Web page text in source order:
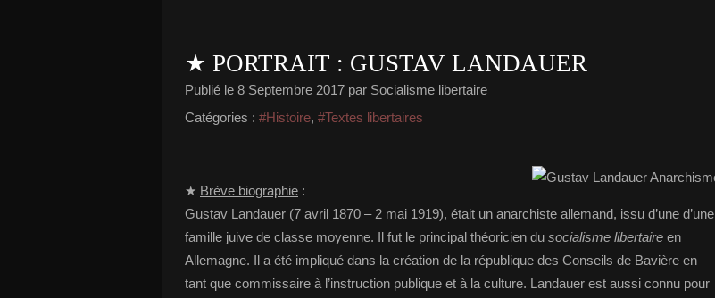
★ PORTRAIT : GUSTAV LANDAUER
Publié le 8 Septembre 2017 par Socialisme libertaire
Catégories : #Histoire, #Textes libertaires
★ Brève biographie :
Gustav Landauer (7 avril 1870 – 2 mai 1919), était un anarchiste allemand, issu d’une d’une
famille juive de classe moyenne. Il fut le principal théoricien du socialisme libertaire en
Allemagne. Il a été impliqué dans la création de la république des Conseils de Bavière en
tant que commissaire à l’instruction publique et à la culture. Landauer est aussi connu pour